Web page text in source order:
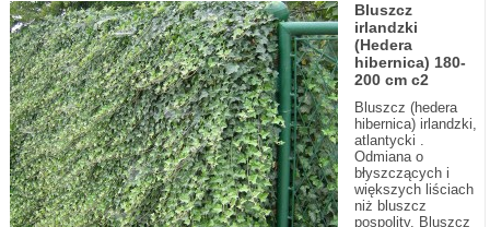
Bluszcz
irlandzki
(Hedera
hibernica) 180-
200 cm c2
Bluszcz (hedera
hibernica) irlandzki,
atlantycki .
Odmiana o
błyszczących i
większych liściach
niż bluszcz
pospolity. Bluszcz